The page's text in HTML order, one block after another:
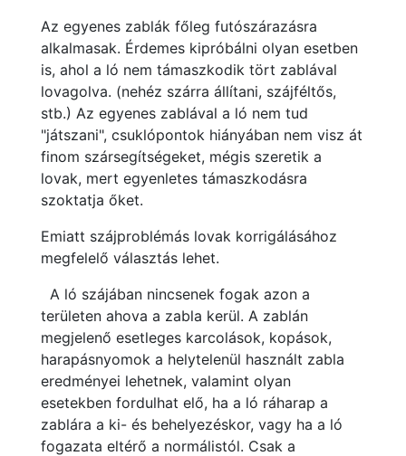
Az egyenes zablák főleg futószárazásra
alkalmasak. Érdemes kipróbálni olyan esetben
is, ahol a ló nem támaszkodik tört zablával
lovagolva. (nehéz szárra állítani, szájféltős,
stb.) Az egyenes zablával a ló nem tud
"játszani", csuklópontok hiányában nem visz át
finom szársegítségeket, mégis szeretik a
lovak, mert egyenletes támaszkodásra
szoktatja őket.
Emiatt szájproblémás lovak korrigálásához
megfelelő választás lehet.
A ló szájában nincsenek fogak azon a
területen ahova a zabla kerül. A zablán
megjelenő esetleges karcolások, kopások,
harapásnyomok a helytelenül használt zabla
eredményei lehetnek, valamint olyan
esetekben fordulhat elő, ha a ló ráharap a
zablára a ki- és behelyezéskor, vagy ha a ló
fogazata eltérő a normálistól. Csak a